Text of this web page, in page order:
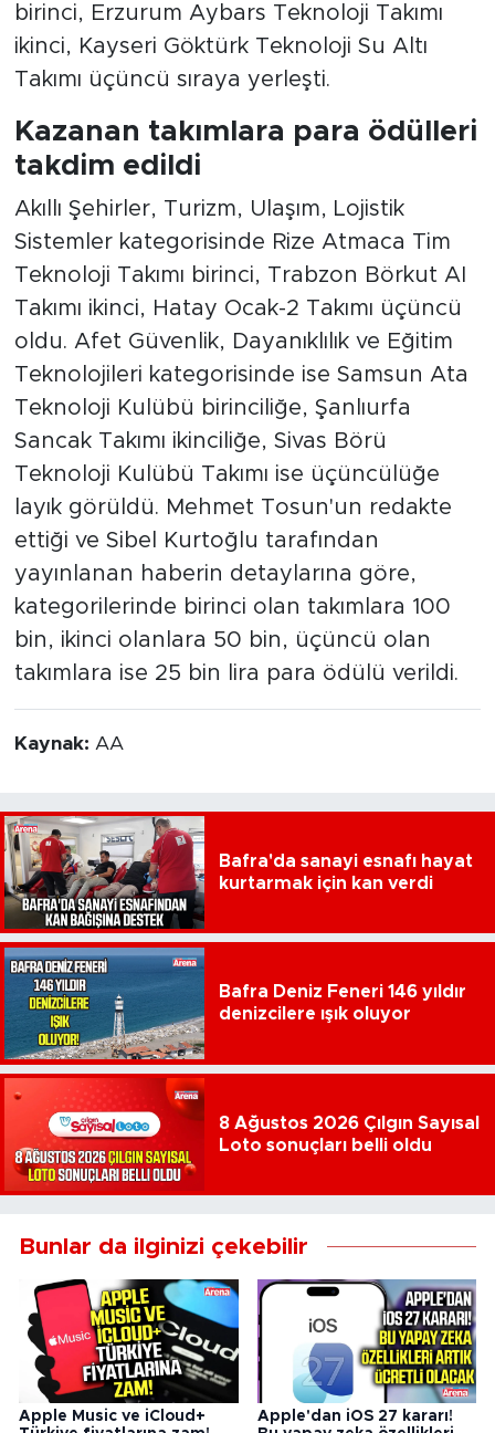
birinci, Erzurum Aybars Teknoloji Takımı
ikinci, Kayseri Göktürk Teknoloji Su Altı
Takımı üçüncü sıraya yerleşti.
Kazanan takımlara para ödülleri
takdim edildi
Akıllı Şehirler, Turizm, Ulaşım, Lojistik
Sistemler kategorisinde Rize Atmaca Tim
Teknoloji Takımı birinci, Trabzon Börkut AI
Takımı ikinci, Hatay Ocak-2 Takımı üçüncü
oldu. Afet Güvenlik, Dayanıklılık ve Eğitim
Teknolojileri kategorisinde ise Samsun Ata
Teknoloji Kulübü birinciliğe, Şanlıurfa
Sancak Takımı ikinciliğe, Sivas Börü
Teknoloji Kulübü Takımı ise üçüncülüğe
layık görüldü. Mehmet Tosun'un redakte
ettiği ve Sibel Kurtoğlu tarafından
yayınlanan haberin detaylarına göre,
kategorilerinde birinci olan takımlara 100
bin, ikinci olanlara 50 bin, üçüncü olan
takımlara ise 25 bin lira para ödülü verildi.
Kaynak: AA
Bafra'da sanayi esnafı hayat
kurtarmak için kan verdi
Bafra Deniz Feneri 146 yıldır
denizcilere ışık oluyor
8 Ağustos 2026 Çılgın Sayısal
Loto sonuçları belli oldu
Bunlar da ilginizi çekebilir
Apple Music ve iCloud+
Apple'dan iOS 27 kararı!